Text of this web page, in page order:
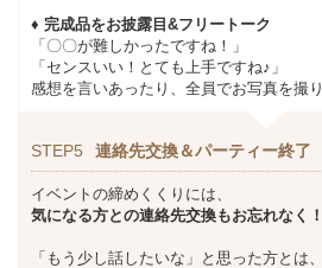
♦ 完成品をお披露目&フリートーク
「〇〇が難しかったですね！」
「センスいい！とても上手ですね♪」
感想を言いあったり、全員でお写真を撮
STEP5 連絡先交換＆パーティー終了
イベントの締めくくりには、
気になる方との連絡先交換もお忘れなく！
「もう少し話したいな」と思った方とは、